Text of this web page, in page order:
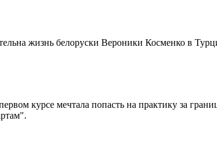
жизнь белоруски Вероники Косменко в
курсе мечтала попасть на практику за